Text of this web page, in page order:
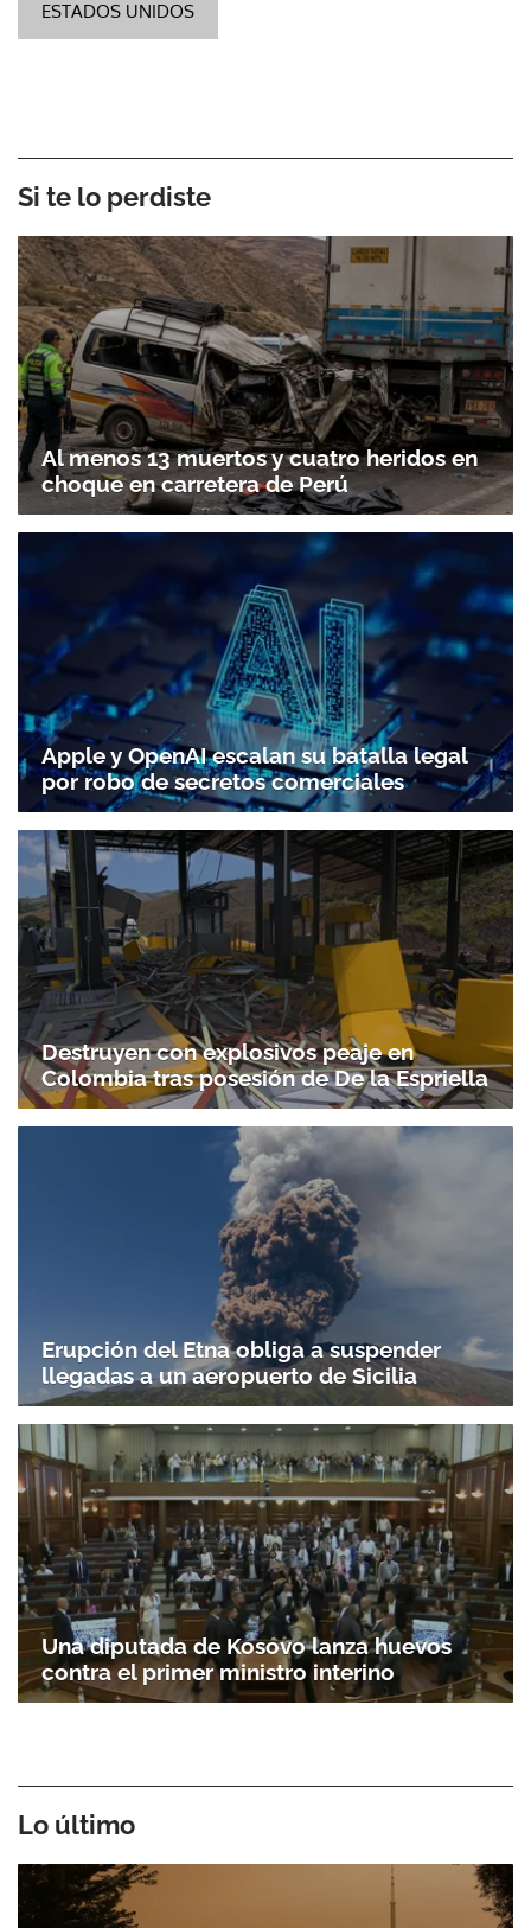
ESTADOS UNIDOS
Si te lo perdiste
Al menos 13 muertos y cuatro heridos en
choque en carretera de Perú
Apple y OpenAI escalan su batalla legal
por robo de secretos comerciales
Destruyen con explosivos peaje en
Colombia tras posesión de De la Espriella
Erupción del Etna obliga a suspender
llegadas a un aeropuerto de Sicilia
Una diputada de Kosovo lanza huevos
contra el primer ministro interino
Lo último